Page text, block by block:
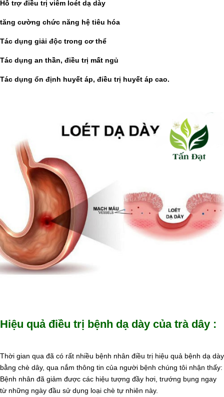
Hỗ trợ điều trị viêm loét dạ dày
tăng cường chức năng hệ tiêu hóa
Tác dụng giải độc trong cơ thể
Tác dụng an thần, điều trị mất ngủ
Tác dụng ổn định huyết áp, điều trị huyết áp cao.
Hiệu quả điều trị bệnh dạ dày của trà dây :
Thời gian qua đã có rất nhiều bệnh nhân điều trị hiệu quả bệnh dạ dày
bằng chè dây, qua nắm thông tin của người bệnh chúng tôi nhận thấy:
Bệnh nhân đã giảm được các hiệu tượng đầy hơi, trướng bụng ngay
từ những ngày đầu sử dụng loại chè tự nhiên này.